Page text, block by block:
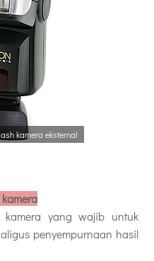
kamera eksternal
kamera yang wajib untuk
penyempurnaan hasil